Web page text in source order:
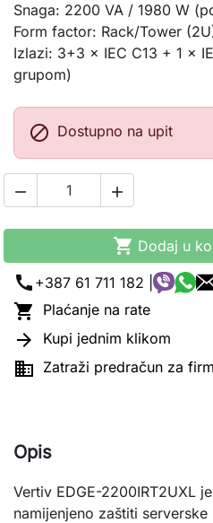
Snaga: 2200 VA / 1980 W
Form factor: Rack/Tower
Izlazi: 3+3 × IEC C13 + 1 ×
grupom)
 Dostupno na upit
 
 Dodaj u
call +387 61 711 182 |
 Plaćanje na rate
 Kupi jednim klikom
 Zatraži predračun za
Opis
Vertiv EDGE-2200IRT2UXL
namijenjeno zaštiti